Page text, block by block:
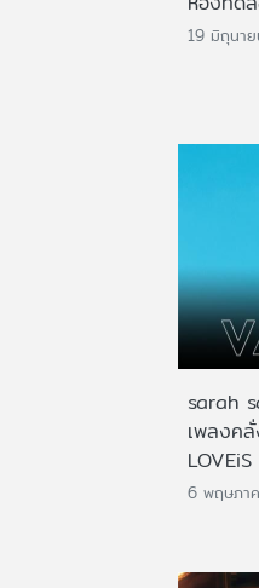
19 มิถุนา
sarah
เพลงค
LOVEiS
6 พฤษภา